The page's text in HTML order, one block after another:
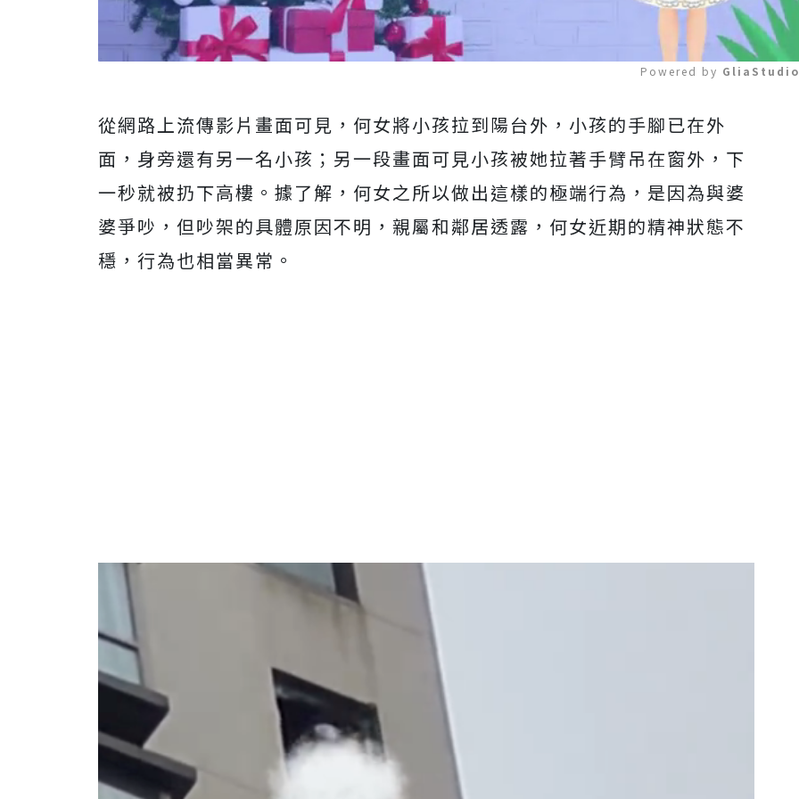
Mute
Powered by
從網路上流傳影片畫面可見，何女將小孩拉到陽台外，小孩的手腳已在外
面，身旁還有另一名小孩；另一段畫面可見小孩被她拉著手臂吊在窗外，下
一秒就被扔下高樓 。據了解，何女之所以做出這樣的極端行為，是因為與婆
婆爭吵， 但吵架的具體原因不明， 親屬和鄰居透露，何女近期的精神狀態不
穩，行為也相當異常。